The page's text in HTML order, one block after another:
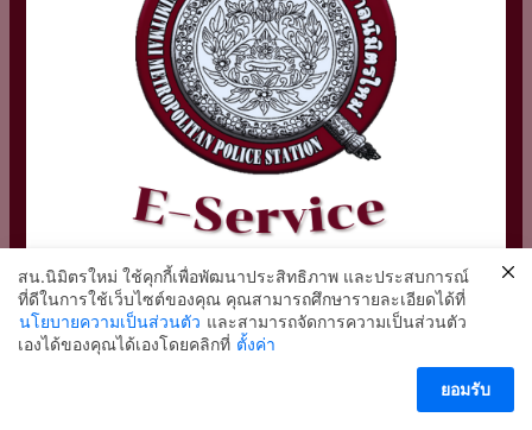
สน.นิมิตรใหม่ ใช้คุกกี้เพื่อพัฒนาประสิทธิภาพ และประสบการณ์
ที่ดีในการใช้เว็บไซต์ของคุณ คุณสามารถศึกษารายละเอียดได้ที่
นโยบายความเป็นส่วนตัว และสามารถจัดการความเป็นส่วนตัว
เองได้ของคุณได้เองโดยคลิกที่ ตั้งค่า
ยอมรับ